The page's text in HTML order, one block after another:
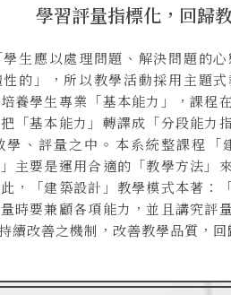
學習評量指標化，回歸
生應以處理問題、解決問題的
的」，所以教學活動採用主題
培養學生專業「基本能力」，課程
「基本能力」轉譯成「分段能力
學、評量之中。本系統整課程「
主要是運用合適的「教學方法」
，「建築設計」教學模式本著：
時要兼顧各項能力，並且講究評
續改善之機制，改善教學品質，回